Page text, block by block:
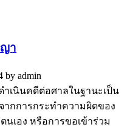
า
by admin
นินคดีต่อศาลในฐานะเป็น
ากการกระทำความผิดของ
นเอง หรือการขอเข้าร่วม